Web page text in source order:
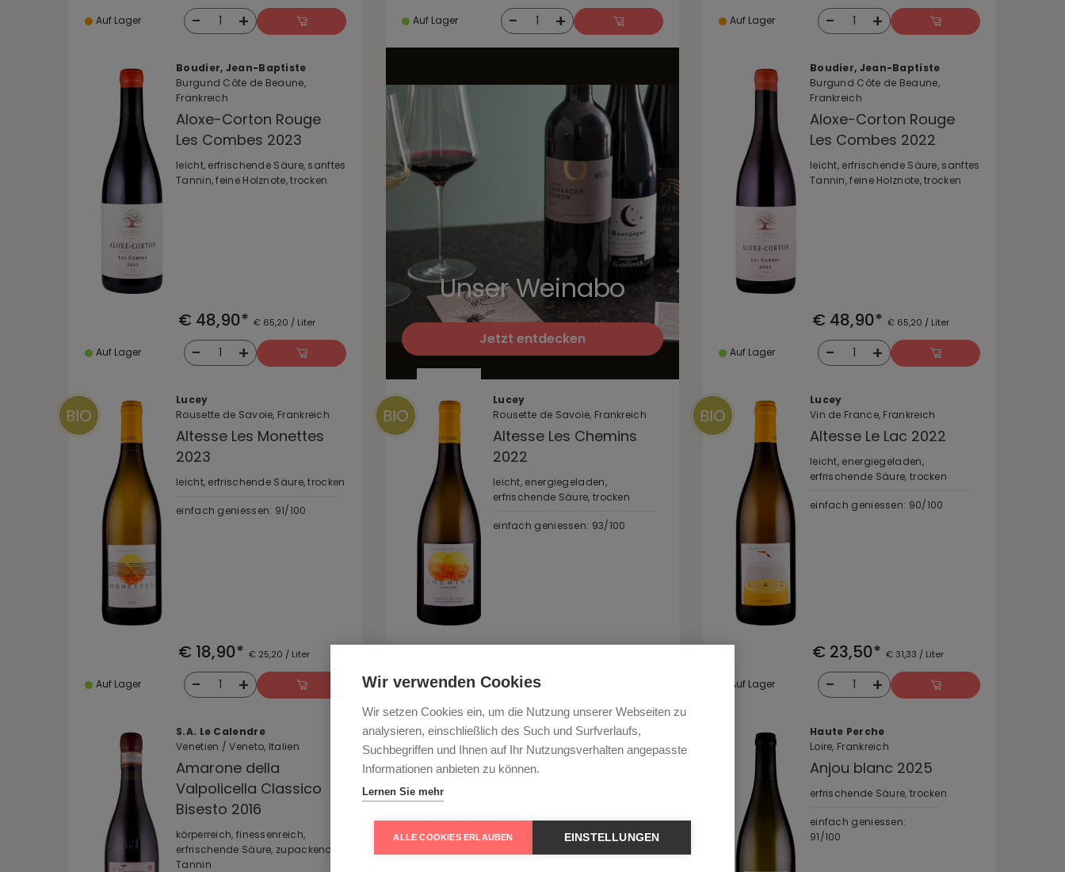
Auf Lager - 1 + Auf Lager - 1 + Auf Lager - 1 +
Boudier, Jean-Baptiste
Burgund Côte de Beaune,
Frankreich
Aloxe-Corton Rouge
Les Combes 2023
leicht, erfrischende Säure, sanftes
Tannin, feine Holznote, trocken
€ 48,90* € 65,20 / Liter
Auf Lager - 1 +
Unser Weinabo
Jetzt entdecken
Boudier, Jean-Baptiste
Burgund Côte de Beaune,
Frankreich
Aloxe-Corton Rouge
Les Combes 2022
leicht, erfrischende Säure, sanftes
Tannin, feine Holznote, trocken
€ 48,90* € 65,20 / Liter
Auf Lager - 1 +
Lucey
Rousette de Savoie, Frankreich
Altesse Les Monettes
2023
leicht, erfrischende Säure, trocken
einfach geniessen: 91/100
€ 18,90* € 25,20 / Liter
Auf Lager - 1 +
Lucey
Rousette de Savoie, Frankreich
Altesse Les Chemins
2022
leicht, energiegeladen,
erfrischende Säure, trocken
einfach geniessen: 93/100
€ 27,50*
Auf Lager - 1
Lucey
Vin de France, Frankreich
Altesse Le Lac 2022
leicht, energiegeladen,
erfrischende Säure, trocken
einfach geniessen: 90/100
€ 23,50* € 31,33 / Liter
Auf Lager - 1 +
S.A. Le Calendre
Venetien / Veneto, Italien
Amarone della
Valpolicella Classico
Bisesto 2016
körperreich, finessenreich,
erfrischende Säure, zupackendes
Tannin
Haute Perche
Loire, Frankreich
Anjou blanc Les
Haute Perche
Loire, Frankreich
Anjou blanc 2025
erfrischende Säure, trocken
einfach geniessen:
91/100
Wir verwenden Cookies
Wir setzen Cookies ein, um die Nutzung unserer Webseiten zu
analysieren, einschließlich des Such und Surfverlaufs,
Suchbegriffen und Ihnen auf Ihr Nutzungsverhalten angepasste
Informationen anbieten zu können.
Lernen Sie mehr
ALLE COOKIES ERLAUBEN EINSTELLUNGEN